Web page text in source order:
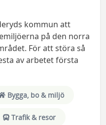
kommun att
på den norra
För att störa så
av arbetet första
Bygga, bo & miljö
Trafik & resor